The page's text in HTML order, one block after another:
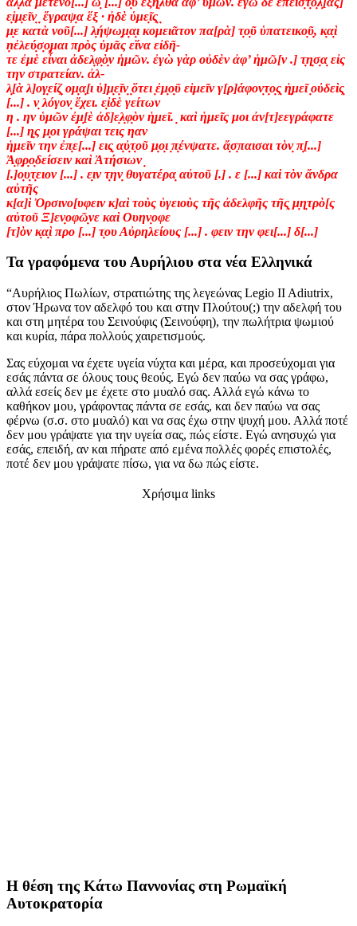
ε̣ἱμ̣εῖν̣ ̣ ἔγραψ̣α ἕξ · ἠδὲ ὑμε̣ῖς̣ ̣
μ̣ε κατὰ νοῦ[...] λ̣ήψω̣μ̣α̣ι κομειᾶτον πα[ρὰ] τ̣ο̣ῦ ὑπατεικο̣ῦ̣, κ̣α̣ὶ
ṇἐλεύ̣σ̣ο̣μαι πρὸς ὑμᾶς εἵνα εἰδῆ-
τε ἐμὲ εἶναι ἀδελ̣φ̣ὸ̣ν ἡμῶν. ἐγὼ γὰρ οὐδὲν ἀφ’ ἡμῶ[ν .] τ̣η̣σ̣α̣ εἰς
την στρατείαν. ἀλ-
λ̣[ὰ λ]ογ̣είζ̣̣ ομ̣α̣[ι ὑ]μ̣ε̣ῖν̣ ̣ὅτει ̣ἐμ̣ο̣ῦ εἱμεῖν γ[ρ]άφον̣τ̣ο̣ς̣ ἡ̣μεῖ ̣οὐδεὶς̣
[...] . ν̣ λόγον̣ ἔχει. ε̣ἰδὲ γείτων
η . ην ὑμῶν ἐ̣μ̣[ὲ ἀδ]ε̣λ̣φ̣ὸν ἡ̣μεῖ. ̣ καὶ ἡμεῖς μοι ἀν[τ]εεγράφατε
[...] η̣ς μ̣οι γράψαι τεις ηαν
ἡμεῖν την ἐπ̣ε[...] εις̣ α̣ὐ̣τ̣οῦ μ̣ο̣ι ̣π̣ένψατε. ἄ̣σ̣παισαι τὸν̣ π̣[...]
Ἀ̣φ̣ρ̣ο̣δείσειν καὶ Ἀτήσιων ̣
[.]ο̣υ̣τ̣ειον [...] . ε̣ιν τ̣ην̣ θυγατέρα̣ αὐτοῦ [.] . ε [...] καὶ τὸν ἄνδρα
αὐτῆς
κ[α]ὶ Ὀρσινο[υφειν κ]αὶ τοὺς ὑγειοὺς τῆς ἀδελφῆς τῆς̣ μ̣η̣τρὸ[ς
αὐτοῦ Ξ]εν̣οφῶ̣νε καὶ Ουην̣οφε
[τ]ὸν κ̣α̣ὶ προ [...] τ̣ου Αὐρηλείους [...] . φειν την φει[...] δ[...]
Τα γραφόμενα του Αυρήλιου στα νέα Ελληνικά
“Αυρήλιος Πωλίων, στρατιώτης της λεγεώνας Legio II Adiutrix,
στον Ήρωνα τον αδελφό του και στην Πλούτου(;) την αδελφή του
και στη μητέρα του Σεινούφις (Σεινούφη), την πωλήτρια ψωμιού
και κυρία, πάρα πολλούς χαιρετισμούς.
Σας εύχομαι να έχετε υγεία νύχτα και μέρα, και προσεύχομαι για
εσάς πάντα σε όλους τους θεούς. Εγώ δεν παύω να σας γράφω,
αλλά εσείς δεν με έχετε στο μυαλό σας. Αλλά εγώ κάνω το
καθήκον μου, γράφοντας πάντα σε εσάς, και δεν παύω να σας
φέρνω (σ.σ. στο μυαλό) και να σας έχω στην ψυχή μου. Αλλά ποτέ
δεν μου γράψατε για την υγεία σας, πώς είστε. Εγώ ανησυχώ για
εσάς, επειδή, αν και πήρατε από εμένα πολλές φορές επιστολές,
ποτέ δεν μου γράψατε πίσω, για να δω πώς είστε.
Χρήσιμα links
Η θέση της Κάτω Παννονίας στη Ρωμαϊκή
Αυτοκρατορία